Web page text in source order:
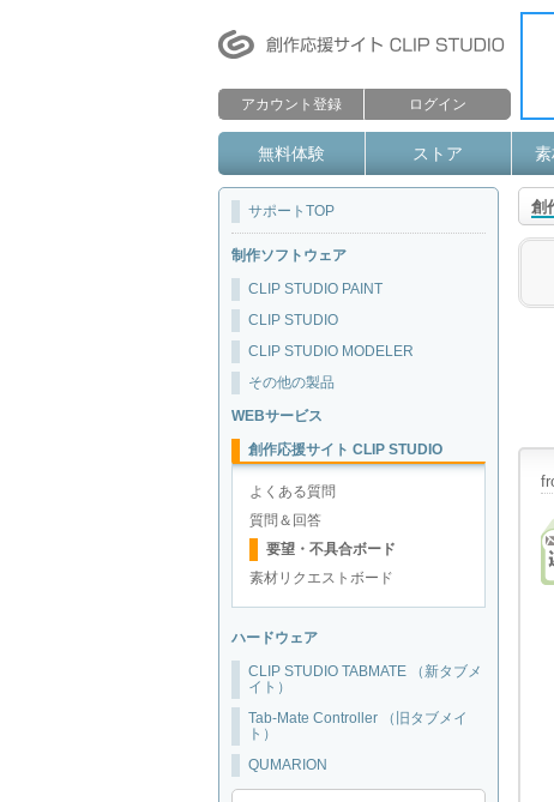
アカウント登録 ログイン
無料体験 ストア
サポートTOP
制作ソフトウェア
CLIP STUDIO PAINT
CLIP STUDIO
CLIP STUDIO MODELER
その他の製品
WEBサービス
創作応援サイト CLIP STUDIO
よくある質問
質問＆回答
要望・不具合ボード
素材リクエストボード
ハードウェア
CLIP STUDIO TABMATE （新タブメ
イト）
Tab-Mate Controller （旧タブメイ
ト）
QUMARION
創